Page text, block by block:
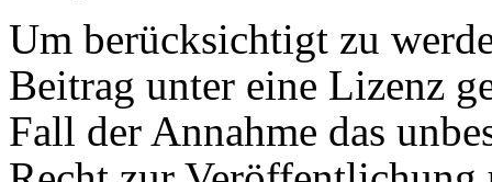
Um berücksichtigt zu
Beitrag unter eine Lizenz
Fall der Annahme das